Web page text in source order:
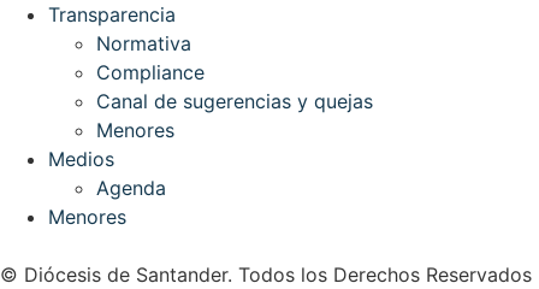
Transparencia
Normativa
Compliance
Canal de sugerencias y quejas
Menores
Medios
Agenda
Menores
© Diócesis de Santander. Todos los Derechos Reservados